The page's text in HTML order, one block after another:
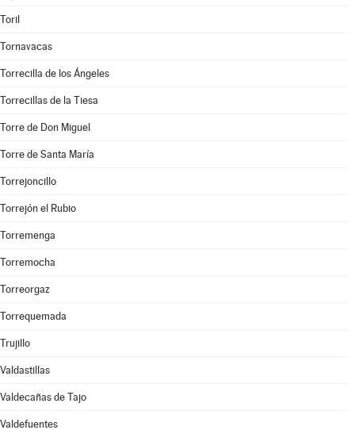
Toril
Tornavacas
Torrecilla de los Ángeles
Torrecillas de la Tiesa
Torre de Don Miguel
Torre de Santa María
Torrejoncillo
Torrejón el Rubio
Torremenga
Torremocha
Torreorgaz
Torrequemada
Trujillo
Valdastillas
Valdecañas de Tajo
Valdefuentes